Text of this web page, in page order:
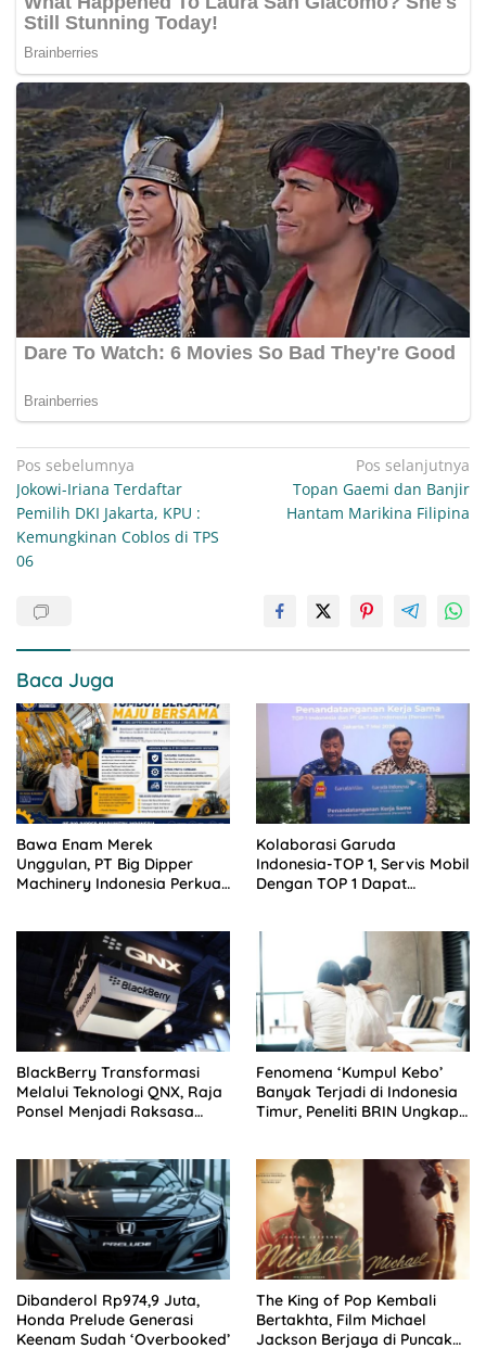
Navigasi
pos
Pos sebelumnya
Jokowi-Iriana Terdaftar
Pemilih DKI Jakarta, KPU :
Kemungkinan Coblos di TPS
06
Pos selanjutnya
Topan Gaemi dan Banjir
Hantam Marikina Filipina
Baca Juga
Bawa Enam Merek
Unggulan, PT Big Dipper
Machinery Indonesia Perkuat
Kolaborasi Garuda
Indonesia-TOP 1, Servis Mobil
Dengan TOP 1 Dapat
BlackBerry Transformasi
Melalui Teknologi QNX, Raja
Ponsel Menjadi Raksasa
Fenomena ‘Kumpul Kebo’
Banyak Terjadi di Indonesia
Timur, Peneliti BRIN Ungkap
Dibanderol Rp974,9 Juta,
Honda Prelude Generasi
Keenam Sudah ‘Overbooked’
The King of Pop Kembali
Bertakhta, Film Michael
Jackson Berjaya di Puncak